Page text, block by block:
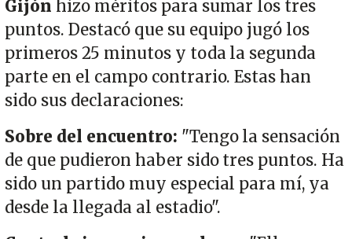
Gijón hizo méritos para sumar los tres
puntos. Destacó que su equipo jugó los
primeros 25 minutos y toda la segunda
parte en el campo contrario. Estas han
sido sus declaraciones:
Sobre del encuentro: "Tengo la sensación
de que pudieron haber sido tres puntos. Ha
sido un partido muy especial para mí, ya
desde la llegada al estadio".